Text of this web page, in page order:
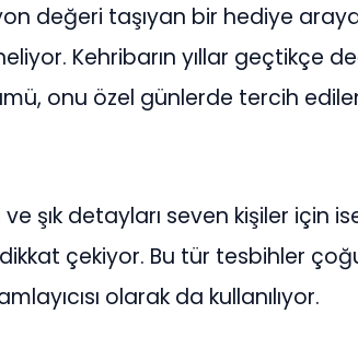
değeri taşıyan bir hediye
Kehribarın yıllar geçtikçe
onu özel günlerde tercih
şık detayları seven kişiler için
dikkat çekiyor. Bu tür tesbihler
olarak da kullanılıyor.